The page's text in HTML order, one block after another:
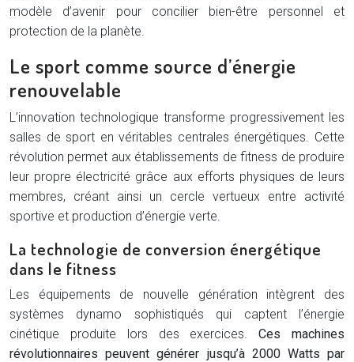
modèle d’avenir pour concilier bien-être personnel et
protection de la planète.
Le sport comme source d’énergie
renouvelable
L’innovation technologique transforme progressivement les
salles de sport en véritables centrales énergétiques. Cette
révolution permet aux établissements de fitness de produire
leur propre électricité grâce aux efforts physiques de leurs
membres, créant ainsi un cercle vertueux entre activité
sportive et production d’énergie verte.
La technologie de conversion énergétique
dans le fitness
Les équipements de nouvelle génération intègrent des
systèmes dynamo sophistiqués qui captent l’énergie
cinétique produite lors des exercices.Ces machines
révolutionnaires peuvent générer jusqu’à 2000 Watts par